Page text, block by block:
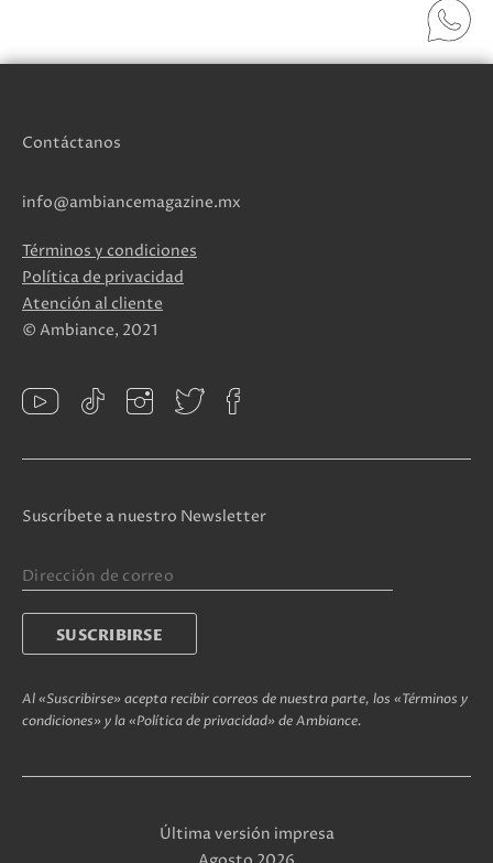
Contáctanos
info@ambiancemagazine.mx
Términos y condiciones
Política de privacidad
Atención al cliente
© Ambiance, 2021
Suscríbete a nuestro Newsletter
Al «Suscribirse» acepta recibir correos de nuestra parte, los «Términos y
condiciones» y la «Política de privacidad» de Ambiance.
Última versión impresa